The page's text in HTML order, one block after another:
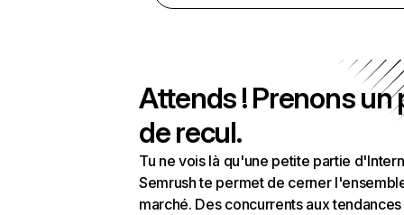
Attends ! Prenons un
de recul.
Tu ne vois là qu'une petite partie
Semrush te permet de cerner
marché. Des concurrents aux